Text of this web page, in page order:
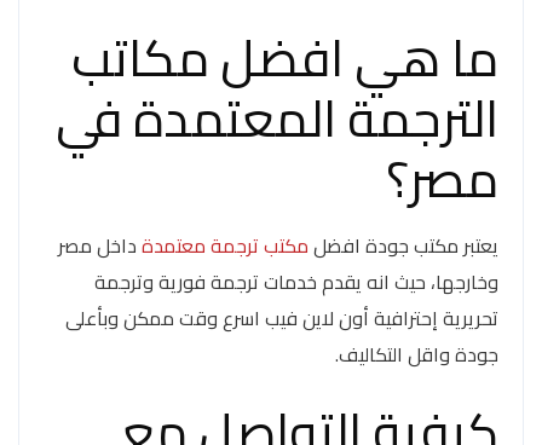
ما هي افضل مكاتب
الترجمة المعتمدة في
مصر؟
يعتبر مكتب جودة افضلمكتب ترجمة معتمدةداخل مصر
وخارجها، حيث انه يقدم خدمات ترجمة فورية وترجمة
تحريرية إحترافية أون لاين فيب اسرع وقت ممكن وبأعلى
جودة واقل التكاليف.